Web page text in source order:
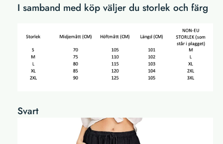
I samband med köp väljer du storlek och färg
Svart